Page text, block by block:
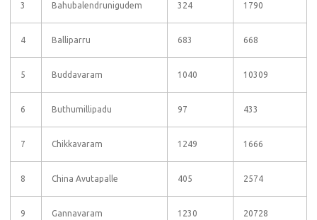
3 Bahubalendrunigudem 324 1790
4 Balliparru 683 668
5 Buddavaram 1040 10309
6 Buthumillipadu 97 433
7 Chikkavaram 1249 1666
8 China Avutapalle 405 2574
9 Gannavaram 1230 20728